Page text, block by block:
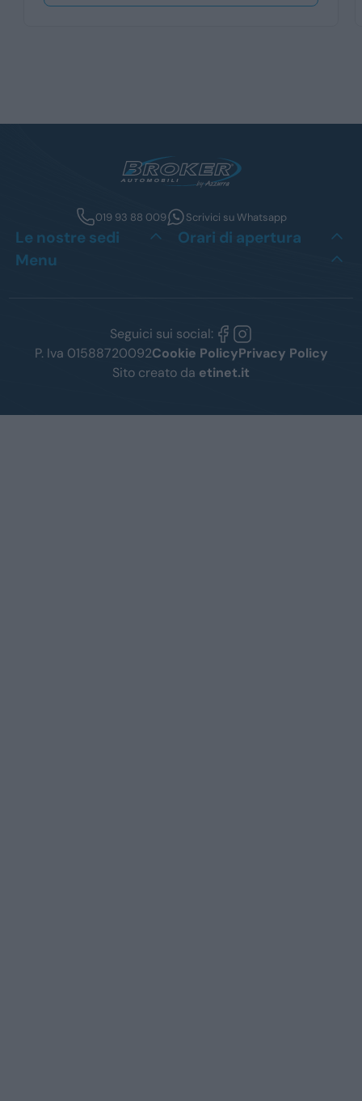
019 93 88 009 Scrivici su Whatsapp
Le nostre sedi
Orari di apertura
Menu
Seguici sui social:
P. Iva 01588720092Cookie PolicyPrivacy Policy
Sito creato da etinet.it